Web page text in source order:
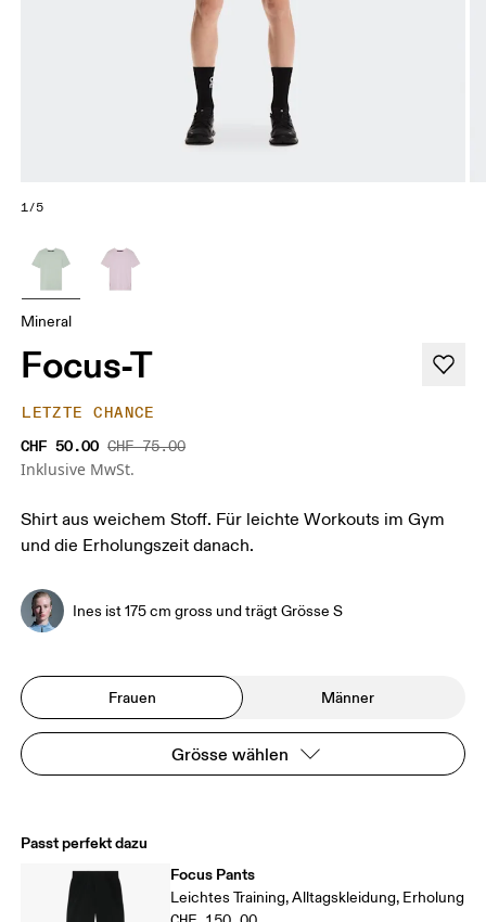
1/5
Mineral
Focus-T
LETZTE CHANCE
CHF 50.00 CHF 75.00
Inklusive MwSt.
Shirt aus weichem Stoff. Für leichte Workouts im Gym
und die Erholungszeit danach.
Ines ist 175 cm gross und trägt Grösse S
Frauen Männer
Grösse wählen
Passt perfekt dazu
Focus Pants
Leichtes Training, Alltagskleidung, Erholung